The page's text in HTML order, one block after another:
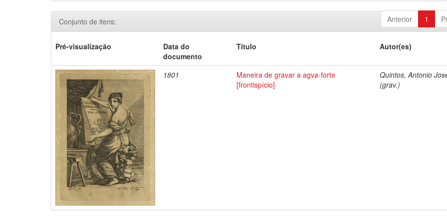
Anterior 1
Conjunto de itens:
Pré-visualização
Data do
documento
Título Autor(es)
1801
Maneira de gravar a agva-forte
[frontispício]
Quintos, Antonio
(grav.)